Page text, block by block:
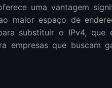
uma vantagem
maior espaço de
substituir o IPv4, que
empresas que buscam